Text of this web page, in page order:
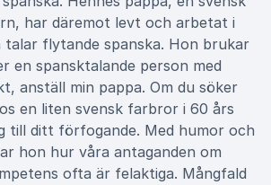
har däremot levt och arbetat i
talar flytande spanska. Hon brukar
en spansktalande person med
anställ min pappa. Om du söker
en liten svensk farbror i 60 års
till ditt förfogande. Med humor och
hon hur våra antaganden om
ofta är felaktiga. Mångfald